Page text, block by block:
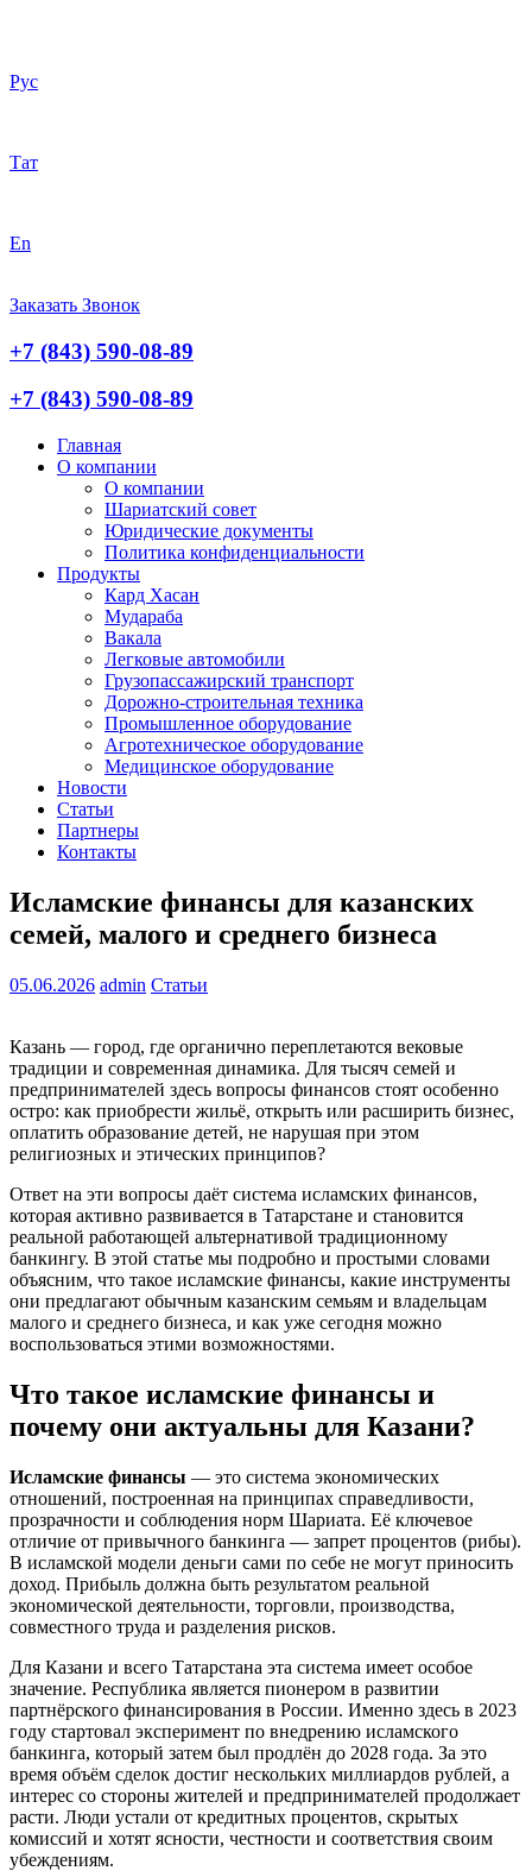
Рус
Тат
En
Заказать Звонок
+7 (843) 590-08-89
+7 (843) 590-08-89
Главная
О компании
О компании
Шариатский совет
Юридические документы
Политика конфиденциальности
Продукты
Кард Хасан
Мудараба
Вакала
Легковые автомобили
Грузопассажирский транспорт
Дорожно-строительная техника
Промышленное оборудование
Агротехническое оборудование
Медицинское оборудование
Новости
Статьи
Партнеры
Контакты
Исламские финансы для казанских
семей, малого и среднего бизнеса
05.06.2026 admin Статьи
Казань — город, где органично переплетаются вековые
традиции и современная динамика. Для тысяч семей и
предпринимателей здесь вопросы финансов стоят особенно
остро: как приобрести жильё, открыть или расширить бизнес,
оплатить образование детей, не нарушая при этом
религиозных и этических принципов?
Ответ на эти вопросы даёт система исламских финансов,
которая активно развивается в Татарстане и становится
реальной работающей альтернативой традиционному
банкингу. В этой статье мы подробно и простыми словами
объясним, что такое исламские финансы, какие инструменты
они предлагают обычным казанским семьям и владельцам
малого и среднего бизнеса, и как уже сегодня можно
воспользоваться этими возможностями.
Что такое исламские финансы и
почему они актуальны для Казани?
Исламские финансы — это система экономических
отношений, построенная на принципах справедливости,
прозрачности и соблюдения норм Шариата. Её ключевое
отличие от привычного банкинга — запрет процентов (рибы).
В исламской модели деньги сами по себе не могут приносить
доход. Прибыль должна быть результатом реальной
экономической деятельности, торговли, производства,
совместного труда и разделения рисков.
Для Казани и всего Татарстана эта система имеет особое
значение. Республика является пионером в развитии
партнёрского финансирования в России. Именно здесь в 2023
году стартовал эксперимент по внедрению исламского
банкинга, который затем был продлён до 2028 года. За это
время объём сделок достиг нескольких миллиардов рублей, а
интерес со стороны жителей и предпринимателей продолжает
расти. Люди устали от кредитных процентов, скрытых
комиссий и хотят ясности, честности и соответствия своим
убеждениям.